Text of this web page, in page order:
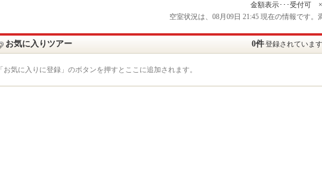
金額表示･･･受付可
空室状況は、08月09日 21:45 現在の情報です。
お気に入りツアー 0件登録されていま
「お気に入りに登録」のボタンを押すとここに追加されます。